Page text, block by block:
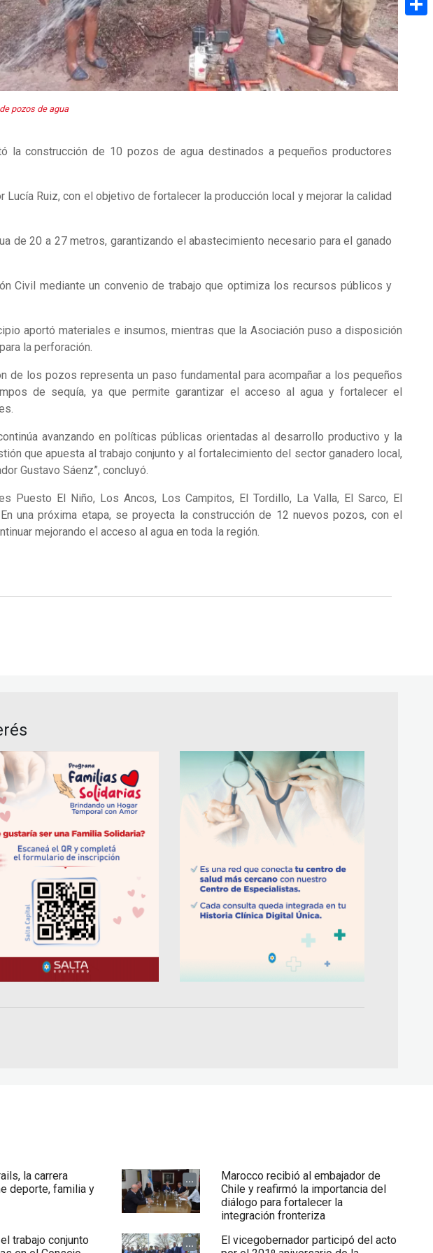
pozos de agua
la construcción de 10 pozos de agua destinados a pequeños productores
Ruiz, con el objetivo de fortalecer la producción local y mejorar la calidad
de 20 a 27 metros, garantizando el abastecimiento necesario para el ganado
Civil mediante un convenio de trabajo que optimiza los recursos públicos y
aportó materiales e insumos, mientras que la Asociación puso a disposición
la perforación.
de los pozos representa un paso fundamental para acompañar a los pequeños
de sequía, ya que permite garantizar el acceso al agua y fortalecer el
avanzando en políticas públicas orientadas al desarrollo productivo y la
que apuesta al trabajo conjunto y al fortalecimiento del sector ganadero local,
Gustavo Sáenz”, concluyó.
Puesto El Niño, Los Ancos, Los Campitos, El Tordillo, La Valla, El Sarco, El
una próxima etapa, se proyecta la construcción de 12 nuevos pozos, con el
mejorando el acceso al agua en toda la región.
la carrera
deporte, familia y
...
Marocco recibió al embajador de
Chile y reafirmó la importancia del
diálogo para fortalecer la
integración fronteriza
trabajo conjunto
...
El vicegobernador participó del acto